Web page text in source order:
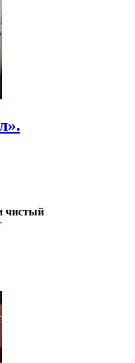
чистый